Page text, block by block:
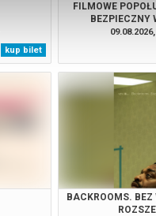
kup bilet
FILMOWE
BEZPIECZNY
BACKROOMS.